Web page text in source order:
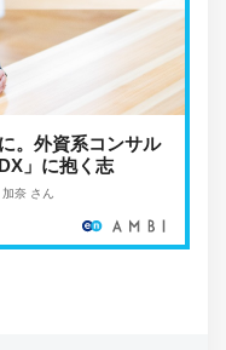
。外資系コンサル
」に抱く志
奈 さん